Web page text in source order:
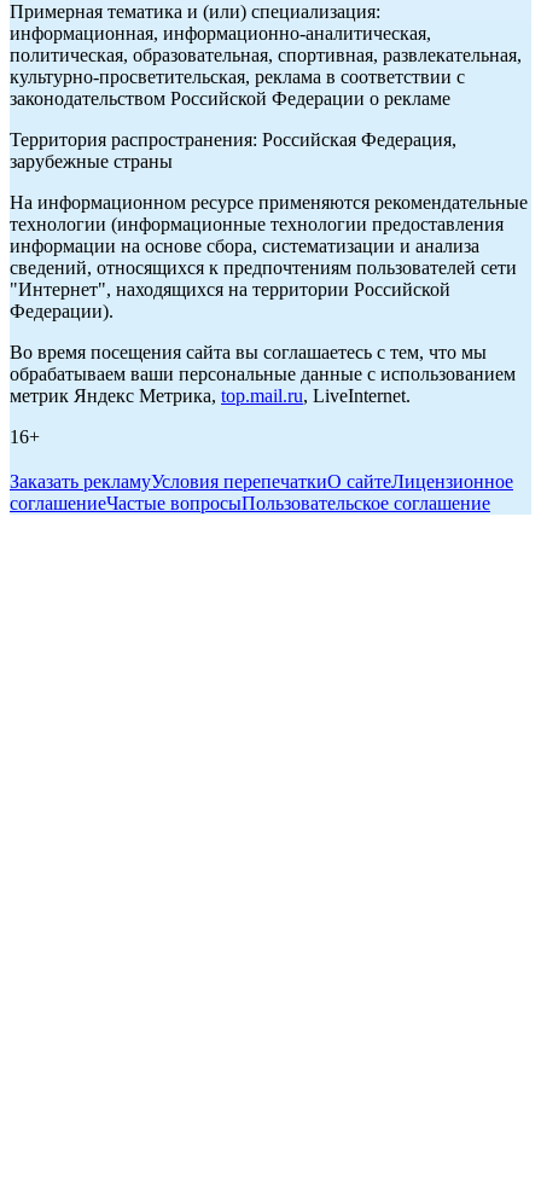
Примерная тематика и (или) специализация:
информационная, информационно-аналитическая,
политическая, образовательная, спортивная, развлекательная,
культурно-просветительская, реклама в соответствии с
законодательством Российской Федерации о рекламе
Территория распространения: Российская Федерация,
зарубежные страны
На информационном ресурсе применяются рекомендательные
технологии (информационные технологии предоставления
информации на основе сбора, систематизации и анализа
сведений, относящихся к предпочтениям пользователей сети
"Интернет", находящихся на территории Российской
Федерации).
Во время посещения сайта вы соглашаетесь с тем, что мы
обрабатываем ваши персональные данные с использованием
метрик Яндекс Метрика, top.mail.ru, LiveInternet.
16+
Заказать рекламуУсловия перепечаткиО сайтеЛицензионное
соглашениеЧастые вопросыПользовательское соглашение